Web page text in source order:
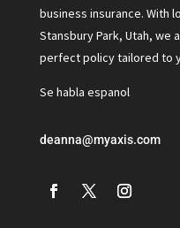
business insurance. With
Stansbury Park, Utah,
perfect policy tailored to
Se habla espanol
deanna@myaxis.com